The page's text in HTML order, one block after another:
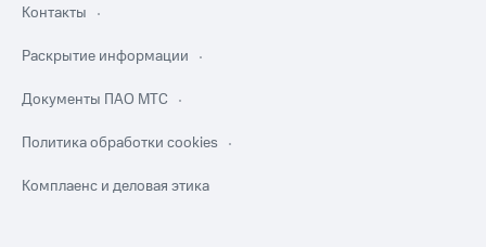
Контакты
Раскрытие информации
Документы ПАО МТС
Политика обработки cookies
Комплаенс и деловая этика